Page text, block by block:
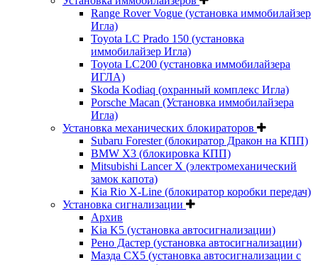
Range Rover Vogue (установка иммобилайзер
Игла)
Toyota LC Prado 150 (установка
иммобилайзер Игла)
Toyota LC200 (установка иммобилайзера
ИГЛА)
Skoda Kodiaq (охранный комплекс Игла)
Porsche Macan (Установка иммобилайзера
Игла)
Установка механических блокираторов
Subaru Forester (блокиратор Дракон на КПП)
BMW X3 (блокировка КПП)
Mitsubishi Lancer X (электромеханический
замок капота)
Kia Rio X-Line (блокиратор коробки передач)
Установка сигнализации
Архив
Kia K5 (установка автосигнализации)
Рено Дастер (установка автосигнализации)
Мазда CХ5 (установка автосигнализации с